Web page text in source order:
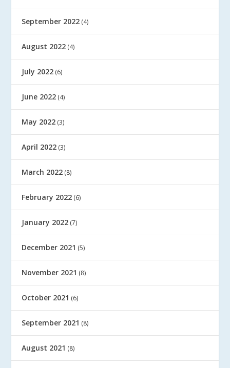
September 2022 (4)
August 2022 (4)
July 2022 (6)
June 2022 (4)
May 2022 (3)
April 2022 (3)
March 2022 (8)
February 2022 (6)
January 2022 (7)
December 2021 (5)
November 2021 (8)
October 2021 (6)
September 2021 (8)
August 2021 (8)